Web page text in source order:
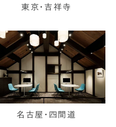
東京・吉祥寺
名古屋・四間道